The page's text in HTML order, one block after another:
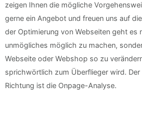
zeigen Ihnen die mögliche
gerne ein Angebot und freuen uns auf
der Optimierung von Webseiten geht es
unmögliches möglich zu machen,
Webseite oder Webshop so zu
sprichwörtlich zum Überflieger wird.
Richtung ist die Onpage-Analyse.